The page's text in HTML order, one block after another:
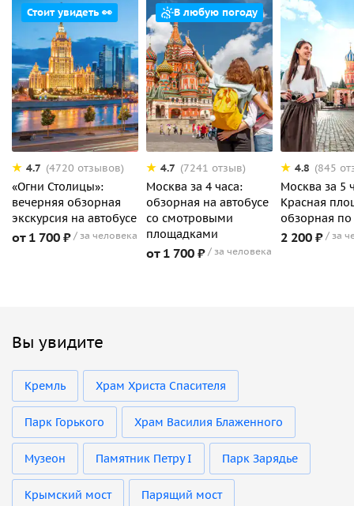
Стоит увидеть 👀
4.7 (4720 отзывов)
«Огни Столицы»:
вечерняя обзорная
экскурсия на автобусе
от 1 700 ₽ за человека
В любую погоду
4.7 (7241 отзыв)
Москва за 4 часа:
обзорная на автобусе
со смотровыми
площадками
от 1 700 ₽ за человека
4.8 (845
Москва за 5
Красная
обзорная по
2 200 ₽ за
Вы увидите
Кремль Храм Христа Спасителя
Парк Горького Храм Василия Блаженного
Музеон Памятник Петру I Парк Зарядье
Крымский мост Парящий мост